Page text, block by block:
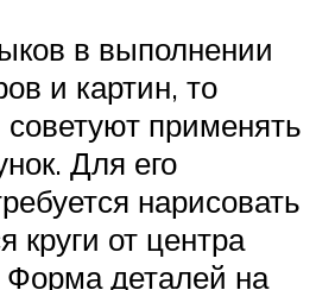
в выполнении
и картин, то
применять
Для его
нарисовать
круги от центра
Форма деталей на